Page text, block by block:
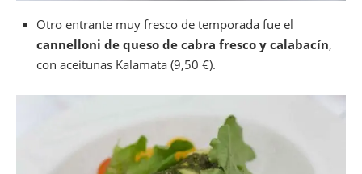
Otro entrante muy fresco de temporada fue el
cannelloni de queso de cabra fresco y calabacín,
con aceitunas Kalamata (9,50 €).